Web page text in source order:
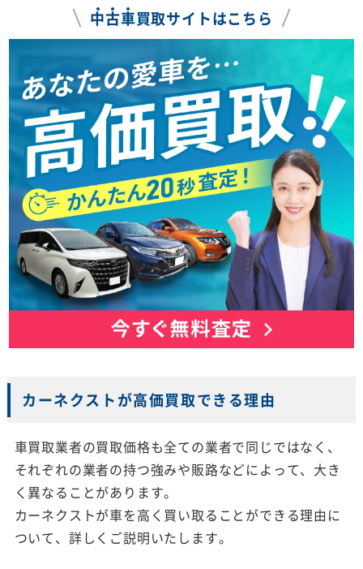
中古車買取サイトはこちら
カーネクストが高価買取できる理由
車買取業者の買取価格も全ての業者で同じではなく、
それぞれの業者の持つ強みや販路などによって、大き
く異なることがあります。
カーネクストが車を高く買い取ることができる理由に
ついて、詳しくご説明いたします。